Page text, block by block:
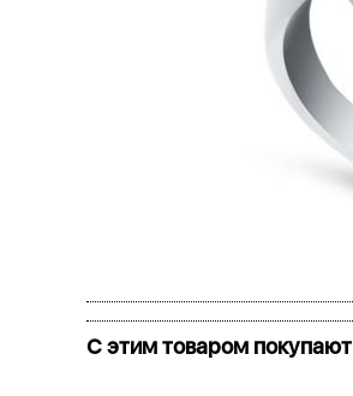
С этим товаром покупают